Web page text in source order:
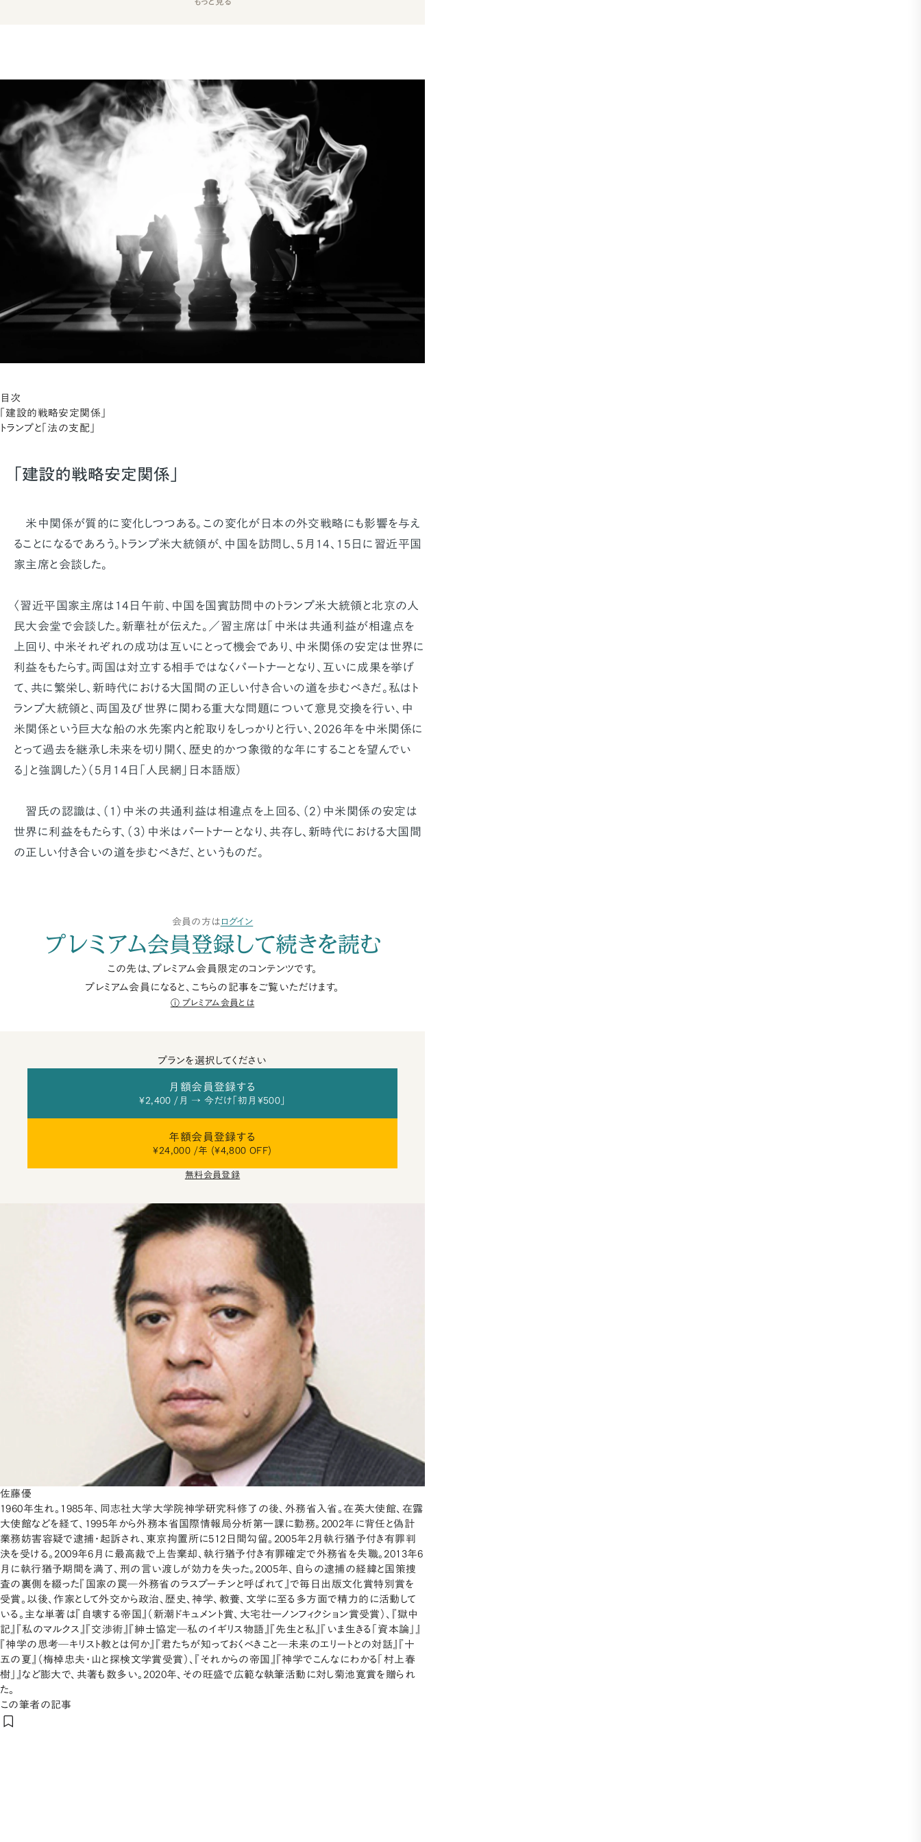
もっと見る
目次
「建設的戦略安定関係」
トランプと「法の支配」
「建設的戦略安定関係」
米中関係が質的に変化しつつある。この変化が日本の外交戦略にも影響を与え
ることになるであろう。トランプ米大統領が、中国を訪問し、5月14、15日に習近平国
家主席と会談した。
〈習近平国家主席は14日午前、中国を国賓訪問中のトランプ米大統領と北京の人
民大会堂で会談した。新華社が伝えた。／習主席は「中米は共通利益が相違点を
上回り、中米それぞれの成功は互いにとって機会であり、中米関係の安定は世界に
利益をもたらす。両国は対立する相手ではなくパートナーとなり、互いに成果を挙げ
て、共に繁栄し、新時代における大国間の正しい付き合いの道を歩むべきだ。私はト
ランプ大統領と、両国及び世界に関わる重大な問題について意見交換を行い、中
米関係という巨大な船の水先案内と舵取りをしっかりと行い、2026年を中米関係に
とって過去を継承し未来を切り開く、歴史的かつ象徴的な年にすることを望んでい
る」と強調した〉（5月14日「人民網」日本語版）
習氏の認識は、（1）中米の共通利益は相違点を上回る、（2）中米関係の安定は
世界に利益をもたらす、（3）中米はパートナーとなり、共存し、新時代における大国間
の正しい付き合いの道を歩むべきだ、というものだ。
会員の方は ログイン
プレミアム会員登録して続きを読む
この先は、プレミアム会員限定のコンテンツです。
プレミアム会員になると、こちらの記事をご覧いただけます。
プレミアム会員とは
プランを選択してください
月額会員登録する
¥2,400 /月 → 今だけ「初月¥500」
年額会員登録する
¥24,000 /年 (¥4,800 OFF)
無料会員登録
佐藤優
1960年生れ。1985年、同志社大学大学院神学研究科修了の後、外務省入省。在英大使館、在露
大使館などを経て、1995年から外務本省国際情報局分析第一課に勤務。2002年に背任と偽計
業務妨害容疑で逮捕・起訴され、東京拘置所に512日間勾留。2005年2月執行猶予付き有罪判
決を受ける。2009年6月に最高裁で上告棄却、執行猶予付き有罪確定で外務省を失職。2013年6
月に執行猶予期間を満了、刑の言い渡しが効力を失った。2005年、自らの逮捕の経緯と国策捜
査の裏側を綴った『国家の罠─外務省のラスプーチンと呼ばれて』で毎日出版文化賞特別賞を
受賞。以後、作家として外交から政治、歴史、神学、教養、文学に至る多方面で精力的に活動して
いる。主な単著は『自壊する帝国』（新潮ドキュメント賞、大宅壮一ノンフィクション賞受賞）、『獄中
記』『私のマルクス』『交渉術』『紳士協定─私のイギリス物語』『先生と私』『いま生きる「資本論」』
『神学の思考─キリスト教とは何か』『君たちが知っておくべきこと─未来のエリートとの対話』『十
五の夏』（梅棹忠夫・山と探検文学賞受賞）、『それからの帝国』『神学でこんなにわかる「村上春
樹」』など膨大で、共著も数多い。2020年、その旺盛で広範な執筆活動に対し菊池寛賞を贈られ
た。
この筆者の記事